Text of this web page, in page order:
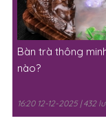
Bàn trà thông
nào?
16:20 12-12-2025 | 432